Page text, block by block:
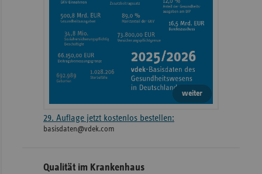
weiter
29. Auflage jetzt kostenlos bestellen:
basisdaten@vdek.com
Qualität im Krankenhaus